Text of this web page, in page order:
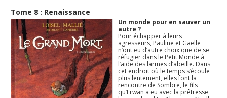
Tome 8 : Renaissance
Un monde pour en sauver un
autre ?
Pour échapper à leurs
agresseurs, Pauline et Gaëlle
n’ont eu d’autre choix que de se
réfugier dans le Petit Monde à
l’aide des larmes d’abeille. Dans
cet endroit où le temps s’écoule
plus lentement, elles font la
rencontre de Sombre, le fils
qu’Erwan a eu avec la prêtresse